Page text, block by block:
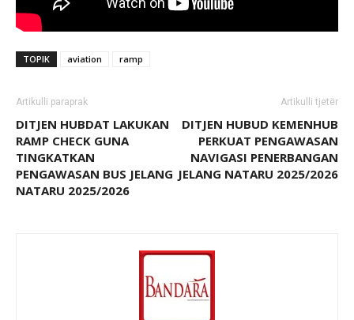
TOPIK aviation ramp
Artikulli paraprak
DITJEN HUBDAT LAKUKAN
RAMP CHECK GUNA
TINGKATKAN
PENGAWASAN BUS JELANG
NATARU 2025/2026
Artikulli tjetër
DITJEN HUBUD KEMENHUB
PERKUAT PENGAWASAN
NAVIGASI PENERBANGAN
JELANG NATARU 2025/2026